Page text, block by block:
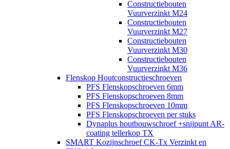
Constructiebouten
Vuurverzinkt M24
Constructiebouten
Vuurverzinkt M27
Constructiebouten
Vuurverzinkt M30
Constructiebouten
Vuurverzinkt M36
Flenskop Houtconstructieschroeven
PFS Flenskopschroeven 6mm
PFS Flenskopschroeven 8mm
PFS Flenskopschroeven 10mm
PFS Flenskopschroeven per stuks
Dynaplus houtbouwschroef +snijpunt AR-
coating tellerkop TX
SMART Kozijnschroef CK-Tx Verzinkt en